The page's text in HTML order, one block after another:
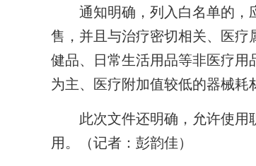
通知明确，列入白名单的，
售，并且与治疗密切相关、医
健品、日常生活用品等非医疗
为主、医疗附加值较低的器械耗
此次文件还明确，允许使用
用。（记者：彭韵佳）